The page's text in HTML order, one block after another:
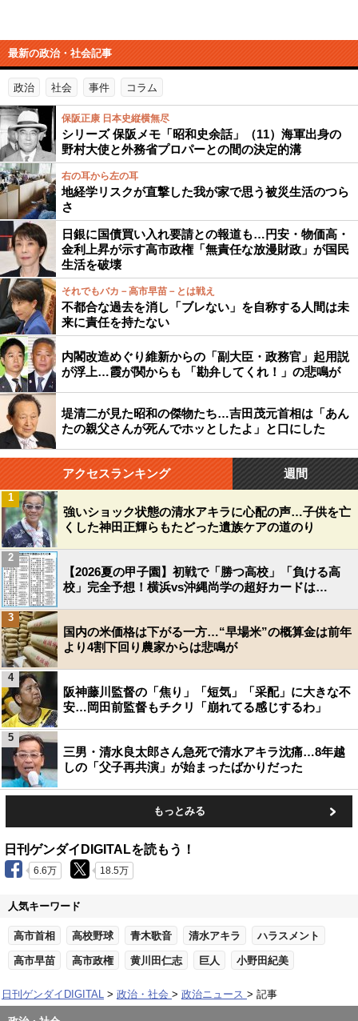
最新の政治・社会記事
政治 社会 事件 コラム
保阪正康 日本史縦横無尽
シリーズ 保阪メモ「昭和史余話」（11）海軍出身の
野村大使と外務省プロパーとの間の決定的溝
右の耳から左の耳
地経学リスクが直撃した我が家で思う被災生活のつら
さ
日銀に国債買い入れ要請との報道も…円安・物価高・
金利上昇が示す高市政権「無責任な放漫財政」が国民
生活を破壊
それでもバカ－高市早苗－とは戦え
不都合な過去を消し「ブレない」を自称する人間は未
来に責任を持たない
内閣改造めぐり維新からの「副大臣・政務官」起用説
が浮上…霞が関からも 「勘弁してくれ！」の悲鳴が
堤清二が見た昭和の傑物たち…吉田茂元首相は「あん
たの親父さんが死んでホッとしたよ」と口にした
アクセスランキング 週間
強いショック状態の清水アキラに心配の声…子供を亡
くした神田正輝らもたどった遺族ケアの道のり
1
【2026夏の甲子園】初戦で「勝つ高校」「負ける高
校」完全予想！横浜vs沖縄尚学の超好カードは…
2
国内の米価格は下がる一方…“早場米”の概算金は前年
より4割下回り農家からは悲鳴が
3
阪神藤川監督の「焦り」「短気」「采配」に大きな不
安…岡田前監督もチクリ「崩れてる感じするわ」
4
三男・清水良太郎さん急死で清水アキラ沈痛…8年越
しの「父子再共演」が始まったばかりだった
5
もっとみる
日刊ゲンダイDIGITALを読もう！
6.6万 18.5万
人気キーワード
高市首相 高校野球 青木歌音 清水アキラ ハラスメント
高市早苗 高市政権 黄川田仁志 巨人 小野田紀美
日刊ゲンダイDIGITAL 政治・社会 政治ニュース 記事